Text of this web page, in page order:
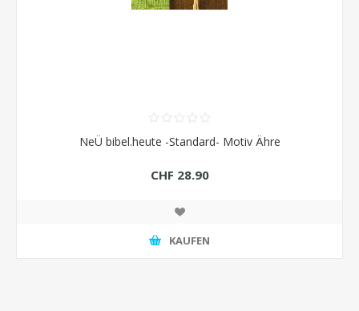
NeÜ bibel.heute -Standard- Motiv Ähre
CHF 28.90
KAUFEN